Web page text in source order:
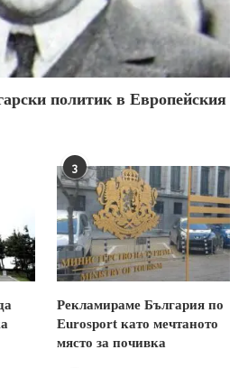
политик в Европейския
3
Рекламираме България по
Eurosport като мечтаното
място за почивка